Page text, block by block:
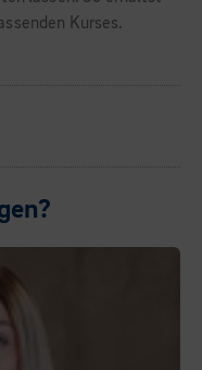
Kurses.